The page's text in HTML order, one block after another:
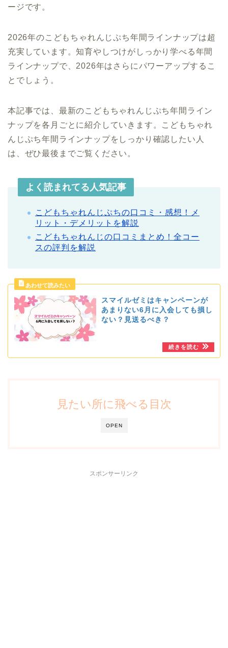
ージです。
2026年のこどもちゃれんじぷち年間ラインナップは超
充実しています。知育やしつけがしっかり学べる年間
ラインナップで、2026年はさらにパワーアップするこ
とでしょう。
本記事では、最新のこどもちゃれんじぷち年間ライン
ナップを各月ごとに紹介していきます。こどもちゃれ
んじぷち年間ラインナップをしっかり確認したい人
は、ぜひ最後までご覧ください。
よく読まれてる人気記事
こどもちゃれんじぷちの口コミ・感想！メ
リット・デメリットを解説
こどもちゃれんじの口コミまとめ！全コー
スの評判を解説
スマイルゼミはキャンペーンが
あまりない6月に入会しても損し
ない？見送るべき？
OPEN
見たい所に飛べる目次
スポンサーリンク